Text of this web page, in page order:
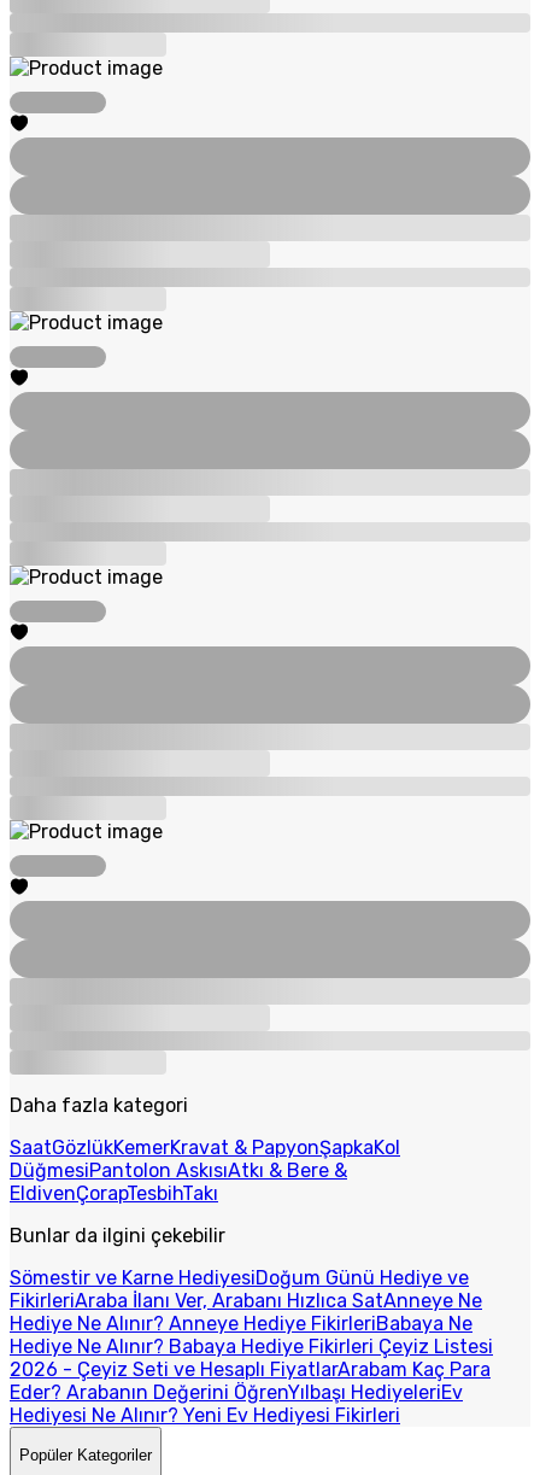
Daha fazla kategori
SaatGözlükKemerKravat & PapyonŞapkaKol
DüğmesiPantolon AskısıAtkı & Bere &
EldivenÇorapTesbihTakı
Bunlar da ilgini çekebilir
Sömestir ve Karne HediyesiDoğum Günü Hediye ve
FikirleriAraba İlanı Ver, Arabanı Hızlıca SatAnneye Ne
Hediye Ne Alınır? Anneye Hediye FikirleriBabaya Ne
Hediye Ne Alınır? Babaya Hediye Fikirleri Çeyiz Listesi
2026 - Çeyiz Seti ve Hesaplı FiyatlarArabam Kaç Para
Eder? Arabanın Değerini ÖğrenYılbaşı HediyeleriEv
Hediyesi Ne Alınır? Yeni Ev Hediyesi Fikirleri
Popüler Kategoriler